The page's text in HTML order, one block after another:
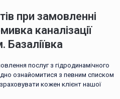
при замовленні
каналізації
послуг з гідродинамічного
ознайомитися з певним списком
кожен клієнт нашої